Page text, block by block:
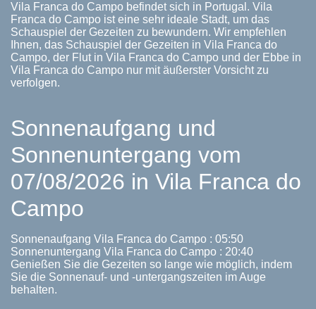
Vila Franca do Campo befindet sich in Portugal. Vila
Franca do Campo ist eine sehr ideale Stadt, um das
Schauspiel der Gezeiten zu bewundern. Wir empfehlen
Ihnen, das Schauspiel der Gezeiten in Vila Franca do
Campo, der Flut in Vila Franca do Campo und der Ebbe in
Vila Franca do Campo nur mit äußerster Vorsicht zu
verfolgen.
Sonnenaufgang und
Sonnenuntergang vom
07/08/2026 in Vila Franca do
Campo
Sonnenaufgang Vila Franca do Campo : 05:50
Sonnenuntergang Vila Franca do Campo : 20:40
Genießen Sie die Gezeiten so lange wie möglich, indem
Sie die Sonnenauf- und -untergangszeiten im Auge
behalten.